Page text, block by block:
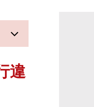
違